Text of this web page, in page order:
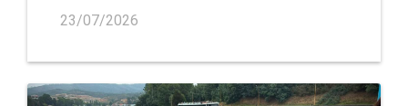
23/07/2026